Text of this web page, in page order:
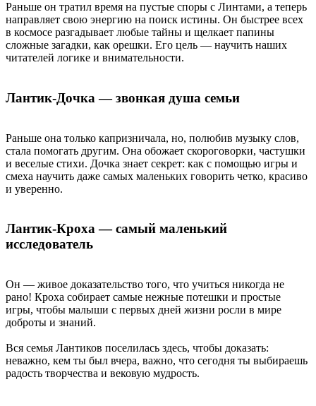
Раньше он тратил время на пустые споры с Линтами, а теперь
направляет свою энергию на поиск истины. Он быстрее всех
в космосе разгадывает любые тайны и щелкает папины
сложные загадки, как орешки. Его цель — научить наших
читателей логике и внимательности.
Лантик-Дочка — звонкая душа семьи
Раньше она только капризничала, но, полюбив музыку слов,
стала помогать другим. Она обожает скороговорки, частушки
и веселые стихи. Дочка знает секрет: как с помощью игры и
смеха научить даже самых маленьких говорить четко, красиво
и уверенно.
Лантик-Кроха — самый маленький
исследователь
Он — живое доказательство того, что учиться никогда не
рано! Кроха собирает самые нежные потешки и простые
игры, чтобы малыши с первых дней жизни росли в мире
доброты и знаний.
Вся семья Лантиков поселилась здесь, чтобы доказать:
неважно, кем ты был вчера, важно, что сегодня ты выбираешь
радость творчества и вековую мудрость.